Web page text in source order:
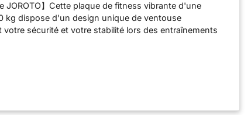
JOROTO】Cette plaque de fitness vibrante d'une
kg dispose d'un design unique de ventouse
votre sécurité et votre stabilité lors des entraînements
de planifier en fonction de votre niveau de forme
et efficacement vos objectifs de fitness
et brûler les graisses】Les plaques vibrantes
des muscles et améliorent l'équilibre et la
conçue pour sculpter les jambes, les bras, les